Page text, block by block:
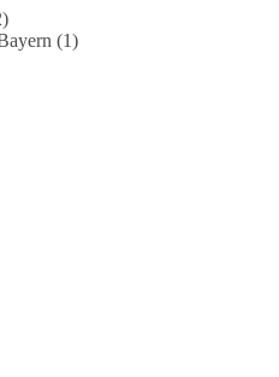
für die
unseren
lebt nicht davon,
Sie lebt davon,
zu
eine
(1)